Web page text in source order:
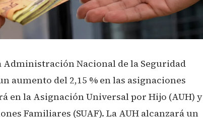
Administración Nacional de la Seguridad
aumento del 2,15 % en las asignaciones
en la Asignación Universal por Hijo (AUH) y
Familiares (SUAF). La AUH alcanzará un